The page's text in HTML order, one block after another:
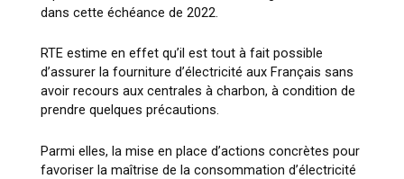
dans cette échéance de 2022.
RTE estime en effet qu’il est tout à fait possible
d’assurer la fourniture d’électricité aux Français sans
avoir recours aux centrales à charbon, à condition de
prendre quelques précautions.
Parmi elles, la mise en place d’actions concrètes pour
favoriser la maîtrise de la consommation d’électricité